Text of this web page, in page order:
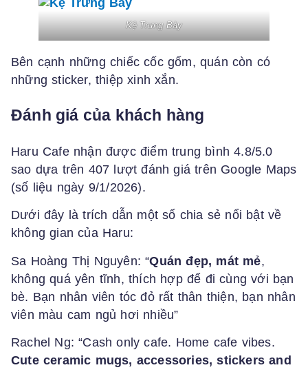
Kệ Trưng Bày
Bên cạnh những chiếc cốc gốm, quán còn có
những sticker, thiệp xinh xắn.
Đánh giá của khách hàng
Haru Cafe nhận được điểm trung bình 4.8/5.0
sao dựa trên 407 lượt đánh giá trên Google Maps
(số liệu ngày 9/1/2026).
Dưới đây là trích dẫn một số chia sẻ nổi bật về
không gian của Haru:
Sa Hoàng Thị Nguyên: “Quán đẹp, mát mẻ,
không quá yên tĩnh, thích hợp để đi cùng với bạn
bè. Bạn nhân viên tóc đỏ rất thân thiện, bạn nhân
viên màu cam ngủ hơi nhiều”
Rachel Ng: “Cash only cafe. Home cafe vibes.
Cute ceramic mugs, accessories, stickers and